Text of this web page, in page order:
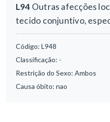
L94 Outras afecções
tecido conjuntivo,
Código: L948
Classificação: -
Restrição do Sexo: Ambos
Causa óbito: nao